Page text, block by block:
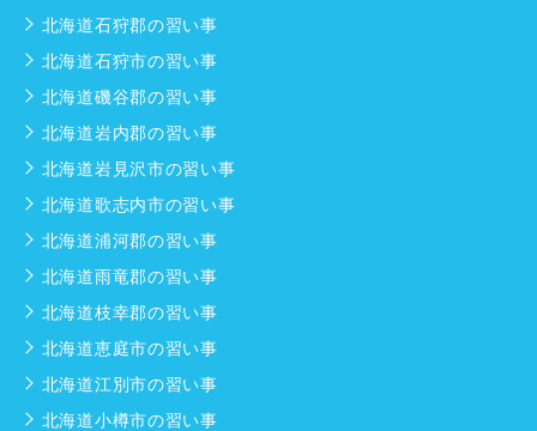
北海道石狩郡の習い事
北海道石狩市の習い事
北海道磯谷郡の習い事
北海道岩内郡の習い事
北海道岩見沢市の習い事
北海道歌志内市の習い事
北海道浦河郡の習い事
北海道雨竜郡の習い事
北海道枝幸郡の習い事
北海道恵庭市の習い事
北海道江別市の習い事
北海道小樽市の習い事